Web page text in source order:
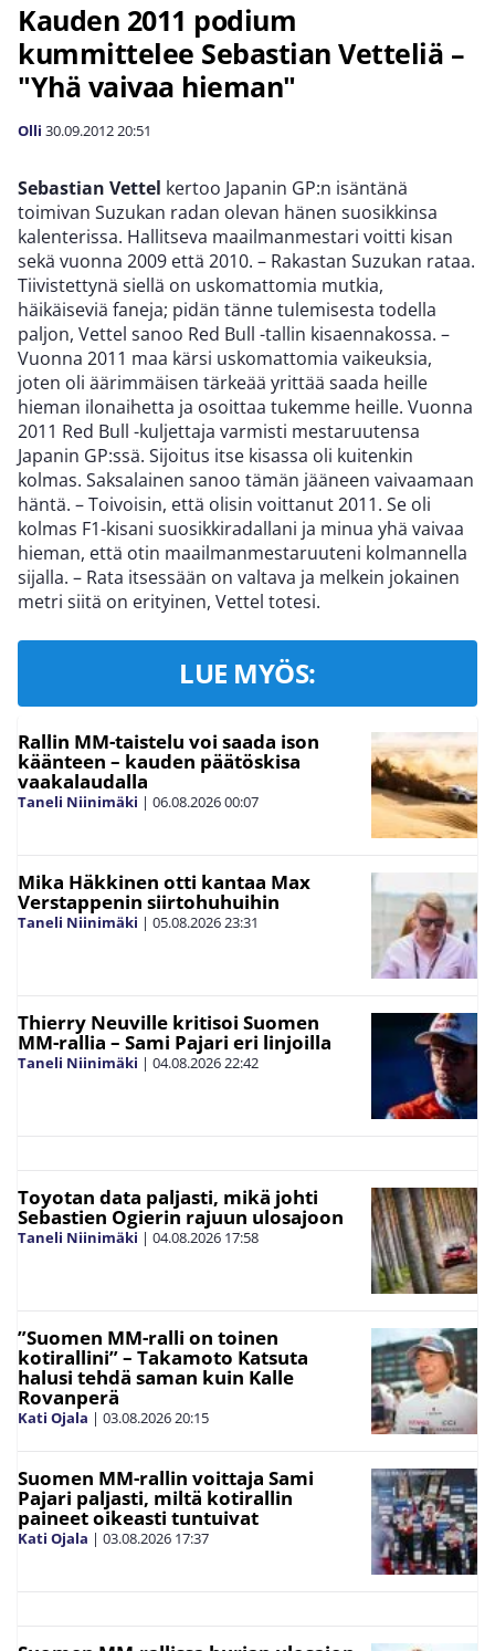
Kauden 2011 podium
kummittelee Sebastian Vetteliä –
"Yhä vaivaa hieman"
Olli 30.09.201220:51
Sebastian Vettel kertoo Japanin GP:n isäntänä
toimivan Suzukan radan olevan hänen suosikkinsa
kalenterissa. Hallitseva maailmanmestari voitti kisan
sekä vuonna 2009 että 2010. – Rakastan Suzukan rataa.
Tiivistettynä siellä on uskomattomia mutkia,
häikäiseviä faneja; pidän tänne tulemisesta todella
paljon, Vettel sanoo Red Bull -tallin kisaennakossa. –
Vuonna 2011 maa kärsi uskomattomia vaikeuksia,
joten oli äärimmäisen tärkeää yrittää saada heille
hieman ilonaihetta ja osoittaa tukemme heille. Vuonna
2011 Red Bull -kuljettaja varmisti mestaruutensa
Japanin GP:ssä. Sijoitus itse kisassa oli kuitenkin
kolmas. Saksalainen sanoo tämän jääneen vaivaamaan
häntä. – Toivoisin, että olisin voittanut 2011. Se oli
kolmas F1-kisani suosikkiradallani ja minua yhä vaivaa
hieman, että otin maailmanmestaruuteni kolmannella
sijalla. – Rata itsessään on valtava ja melkein jokainen
metri siitä on erityinen, Vettel totesi.
LUE MYÖS:
Rallin MM-taistelu voi saada ison
käänteen – kauden päätöskisa
vaakalaudalla
Taneli Niinimäki | 06.08.202600:07
Mika Häkkinen otti kantaa Max
Verstappenin siirtohuhuihin
Taneli Niinimäki | 05.08.202623:31
Thierry Neuville kritisoi Suomen
MM-rallia – Sami Pajari eri linjoilla
Taneli Niinimäki | 04.08.202622:42
Toyotan data paljasti, mikä johti
Sebastien Ogierin rajuun ulosajoon
Taneli Niinimäki | 04.08.2026 17:58
”Suomen MM-ralli on toinen
kotirallini” – Takamoto Katsuta
halusi tehdä saman kuin Kalle
Rovanperä
Kati Ojala | 03.08.202620:15
Suomen MM-rallin voittaja Sami
Pajari paljasti, miltä kotirallin
paineet oikeasti tuntuivat
Kati Ojala | 03.08.2026 17:37